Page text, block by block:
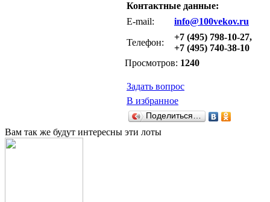
Контактные данные:
E-mail:
info@100vekov.ru
Телефон:
+7 (495) 798-10-27,
+7 (495) 740-38-10
Просмотров: 1240
Задать вопрос
В избранное
Поделиться…
Вам так же будут интересны эти лоты